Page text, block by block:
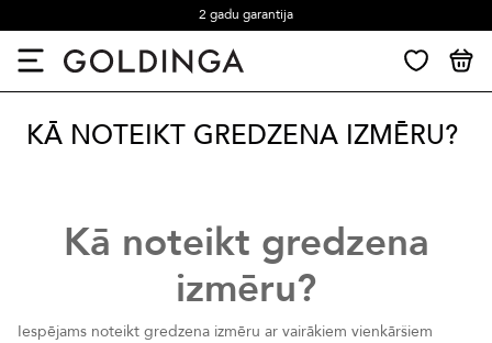
2 gadu garantija
KĀ NOTEIKT GREDZENA IZMĒRU?
Kā noteikt gredzena
izmēru?
Iespējams noteikt gredzena izmēru ar vairākiem vienkāršiem